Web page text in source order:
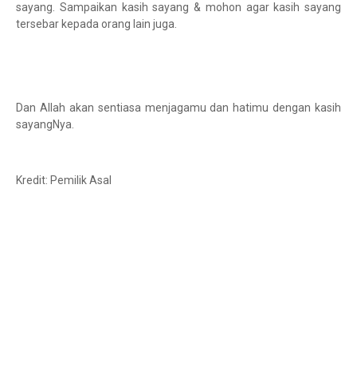
sayang. Sampaikan kasih sayang & mohon agar kasih sayang
tersebar kepada orang lain juga.
Dan Allah akan sentiasa menjagamu dan hatimu dengan kasih
sayangNya.
Kredit: Pemilik Asal